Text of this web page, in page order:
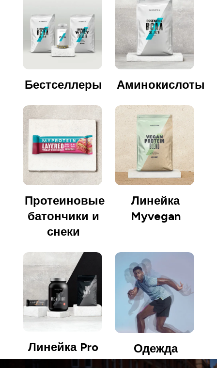
Бестселлеры Аминокислоты
Протеиновые
батончики и
снеки
Линейка
Myvegan
Линейка Pro Одежда